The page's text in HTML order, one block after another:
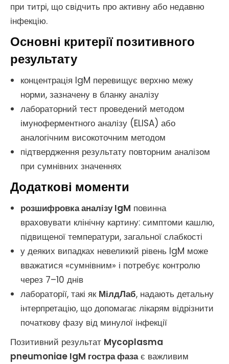
при титрі, що свідчить про активну або недавню
інфекцію.
Основні критерії позитивного
результату
концентрація IgM перевищує верхню межу
норми, зазначену в бланку аналізу
лабораторний тест проведений методом
імуноферментного аналізу (ELISA) або
аналогічним високоточним методом
підтвердження результату повторним аналізом
при сумнівних значеннях
Додаткові моменти
розшифровка аналізу IgM повинна
враховувати клінічну картину: симптоми кашлю,
підвищеної температури, загальної слабкості
у деяких випадках невеликий рівень IgM може
вважатися «сумнівним» і потребує контролю
через 7–10 днів
лабораторії, такі як МілдЛаб, надають детальну
інтерпретацію, що допомагає лікарям відрізнити
початкову фазу від минулої інфекції
Позитивний результат Mycoplasma
pneumoniae IgM гостра фазає важливим